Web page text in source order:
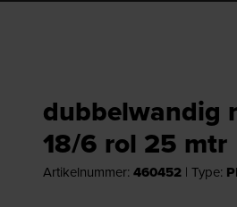
dubbelwandig
18/6 rol 25 mtr
Artikelnummer: 460452| Type: